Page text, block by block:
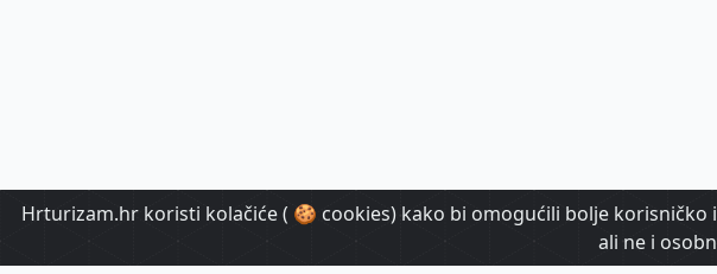
Hrturizam.hr koristi kolačiće ( 🍪 cookies) kako bi omogućili bolje
ali ne i